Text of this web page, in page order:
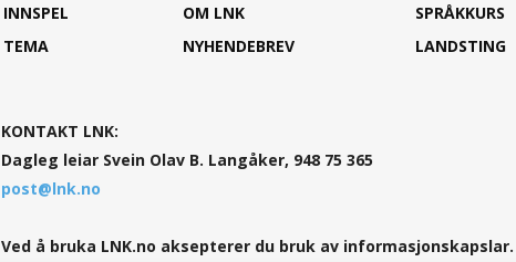
INNSPEL
TEMA
OM LNK
NYHENDEBREV
SPRÅKKURS
LANDSTING
KONTAKT LNK:
Dagleg leiar Svein Olav B. Langåker, 948 75 365
post@lnk.no
Ved å bruka LNK.no aksepterer du bruk av informasjonskapslar.